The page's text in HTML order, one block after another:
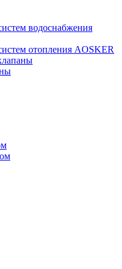
водоснабжения
отопления AOSKER